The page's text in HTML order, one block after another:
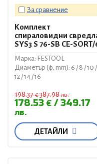
За сравнение
Комплект
спираловидни
SYS3 S 76-SB CE-SORT/
Марка: FESTOOL
Диаметър (ф, mm): 6 / 8 / 10 /
12 / 14 / 16
198.37€387.98лв.
178.53 € 349.17
лв.
ДЕТАЙЛИ